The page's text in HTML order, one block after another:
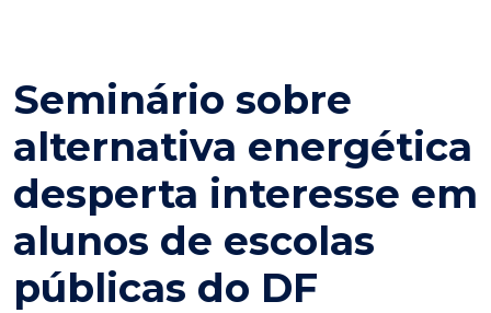
Seminário sobre
alternativa energética
desperta interesse em
alunos de escolas
públicas do DF